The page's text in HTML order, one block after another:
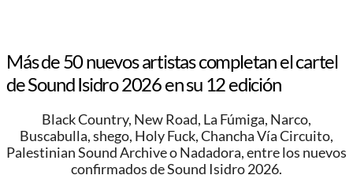
Más de 50 nuevos artistas completan el cartel
de Sound Isidro 2026 en su 12 edición
Black Country, New Road, La Fúmiga, Narco,
Buscabulla, shego, Holy Fuck, Chancha Vía Circuito,
Palestinian Sound Archive o Nadadora, entre los nuevos
confirmados de Sound Isidro 2026.